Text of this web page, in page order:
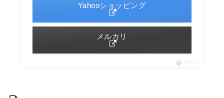
Yahooショッピング
メルカリ
ポチップ